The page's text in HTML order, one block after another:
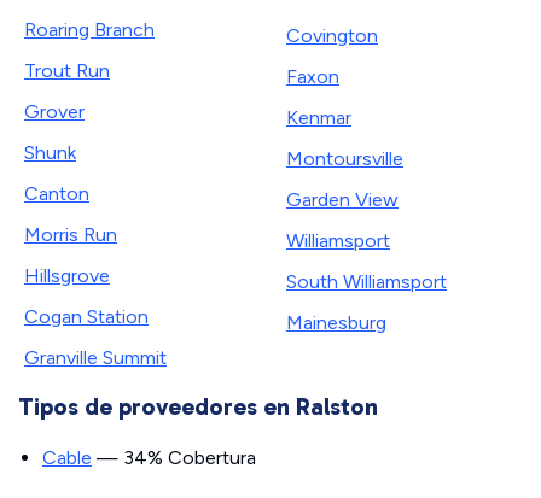
Roaring Branch
Trout Run
Grover
Shunk
Canton
Morris Run
Hillsgrove
Cogan Station
Granville Summit
Covington
Faxon
Kenmar
Montoursville
Garden View
Williamsport
South Williamsport
Mainesburg
Tipos de proveedores en Ralston
Cable — 34% Cobertura